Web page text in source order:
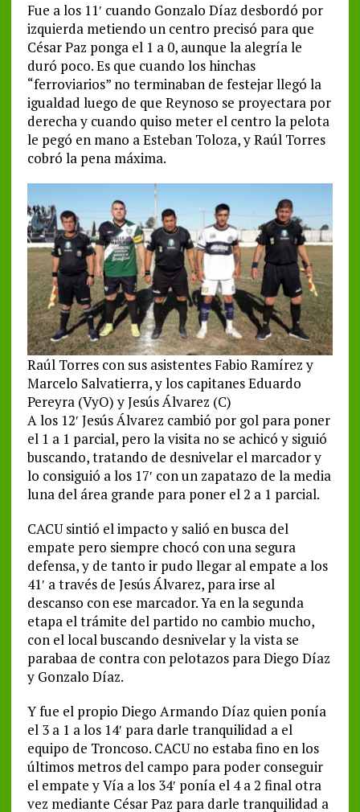
Fue a los 11′ cuando Gonzalo Díaz desbordó por
izquierda metiendo un centro precisó para que
César Paz ponga el 1 a 0, aunque la alegría le
duró poco. Es que cuando los hinchas
“ferroviarios” no terminaban de festejar llegó la
igualdad luego de que Reynoso se proyectara por
derecha y cuando quiso meter el centro la pelota
le pegó en mano a Esteban Toloza, y Raúl Torres
cobró la pena máxima.
Raúl Torres con sus asistentes Fabio Ramírez y
Marcelo Salvatierra, y los capitanes Eduardo
Pereyra (VyO) y Jesús Álvarez (C)
A los 12′ Jesús Álvarez cambió por gol para poner
el 1 a 1 parcial, pero la visita no se achicó y siguió
buscando, tratando de desnivelar el marcador y
lo consiguió a los 17′ con un zapatazo de la media
luna del área grande para poner el 2 a 1 parcial.
CACU sintió el impacto y salió en busca del
empate pero siempre chocó con una segura
defensa, y de tanto ir pudo llegar al empate a los
41′ a través de Jesús Álvarez, para irse al
descanso con ese marcador. Ya en la segunda
etapa el trámite del partido no cambio mucho,
con el local buscando desnivelar y la vista se
parabaa de contra con pelotazos para Diego Díaz
y Gonzalo Díaz.
Y fue el propio Diego Armando Díaz quien ponía
el 3 a 1 a los 14′ para darle tranquilidad a el
equipo de Troncoso. CACU no estaba fino en los
últimos metros del campo para poder conseguir
el empate y Vía a los 34′ ponía el 4 a 2 final otra
vez mediante César Paz para darle tranquilidad a